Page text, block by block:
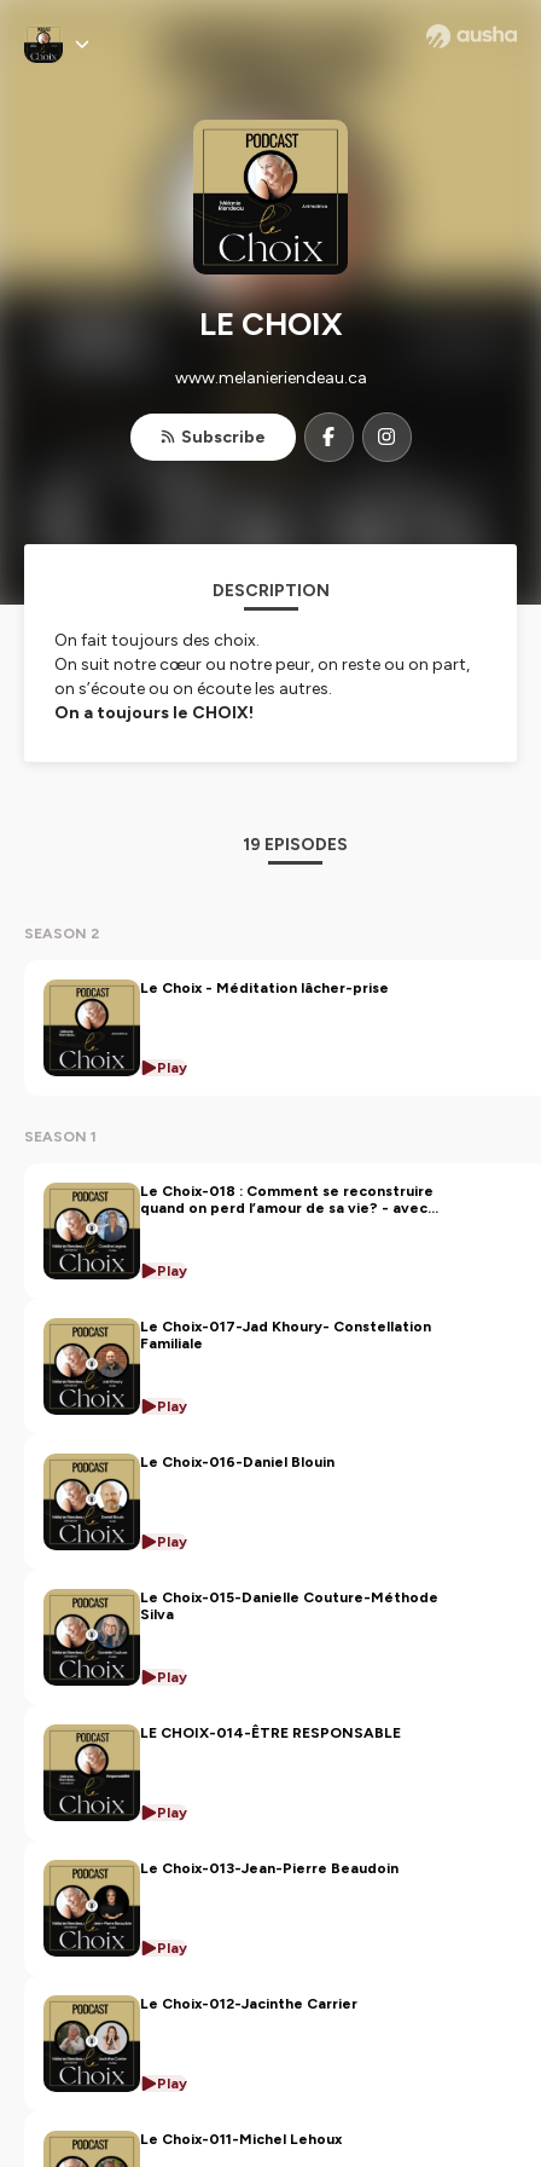
LE CHOIX
www.melanieriendeau.ca
Subscribe
DESCRIPTION
On fait toujours des choix.
On suit notre cœur ou notre peur, on reste ou on part,
on s’écoute ou on écoute les autres.
On a toujours le CHOIX!
pour plus d'informations.
19 EPISODES
SEASON 2
Le Choix - Méditation lâcher-prise
Play
SEASON 1
Le Choix-018 : Comment se reconstruire
quand on perd l’amour de sa vie? - avec
Play
Le Choix-017-Jad Khoury- Constellation
Familiale
Play
Le Choix-016-Daniel Blouin
Play
Le Choix-015-Danielle Couture-Méthode
Silva
Play
LE CHOIX-014-ÊTRE RESPONSABLE
Play
Le Choix-013-Jean-Pierre Beaudoin
Play
Le Choix-012-Jacinthe Carrier
Play
Le Choix-011-Michel Lehoux